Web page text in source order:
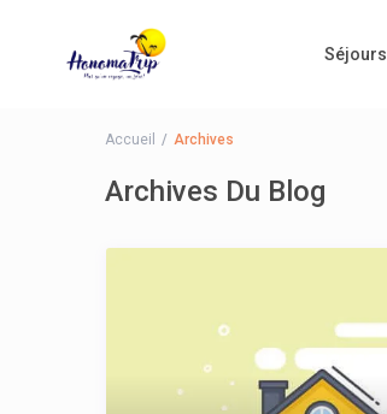
Séjours
Accueil Archives
Archives Du Blog